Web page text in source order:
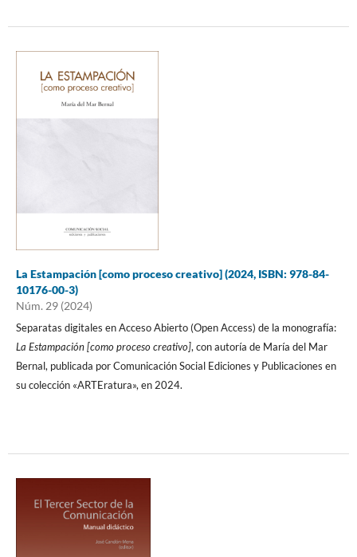
La Estampación [como proceso creativo] (2024, ISBN: 978-84-
10176-00-3)
Núm. 29 (2024)
Separatas digitales en Acceso Abierto (Open Access) de la monografía:
La Estampación [como proceso creativo], con autoría de María del Mar
Bernal, publicada por Comunicación Social Ediciones y Publicaciones en
su colección «ARTEratura», en 2024.